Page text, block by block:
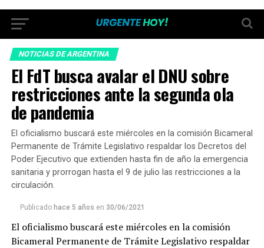
NOTICIAS DE ARGENTINA
El FdT busca avalar el DNU sobre
restricciones ante la segunda ola
de pandemia
El oficialismo buscará este miércoles en la comisión Bicameral
Permanente de Trámite Legislativo respaldar los Decretos del
Poder Ejecutivo que extienden hasta fin de año la emergencia
sanitaria y prorrogan hasta el 9 de julio las restricciones a la
circulación.
Publicado hace 5 años en 30/06/2021
El oficialismo buscará este miércoles en la comisión
Bicameral Permanente de Trámite Legislativo respaldar